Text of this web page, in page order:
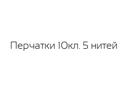
Перчатки 10кл. 5